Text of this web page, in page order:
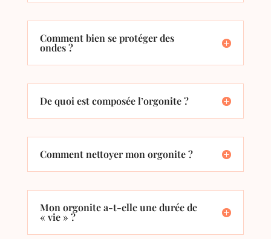
Comment bien se protéger des
ondes ?
De quoi est composée l’orgonite ?
Comment nettoyer mon orgonite ?
Mon orgonite a-t-elle une durée de
« vie » ?